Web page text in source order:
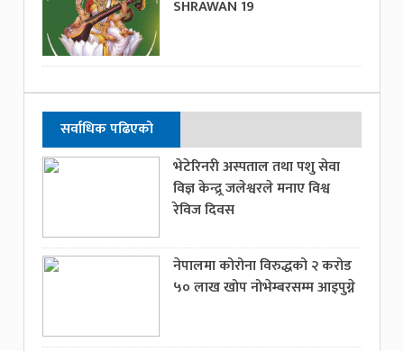
SHRAWAN 19
सर्वाधिक पढिएको
भेटेरिनरी अस्पताल तथा पशु सेवा
विज्ञ केन्द्र्र जलेश्वरले मनाए विश्व
रेविज दिवस
नेपालमा कोरोना विरुद्धको २ करोड
५० लाख खोप नोभेम्बरसम्म आइपुग्ने